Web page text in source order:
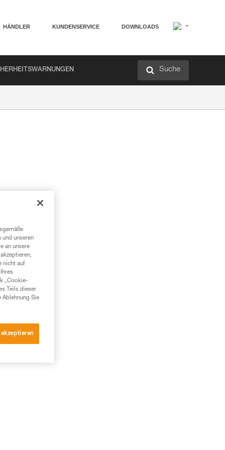
HÄNDLER KUNDENSERVICE DOWNLOADS
Suche
und unseren
an unsere
nicht auf
„Cookie-
Teils dieser
Ablehnung Sie